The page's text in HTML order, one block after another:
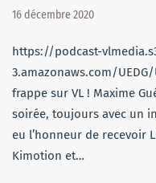
16 décembre 2020
https://podcast-
3.amazonaws.com/UEDG/
frappe sur VL ! Maxime
soirée, toujours avec un
eu l’honneur de recevoir
Kimotion et…